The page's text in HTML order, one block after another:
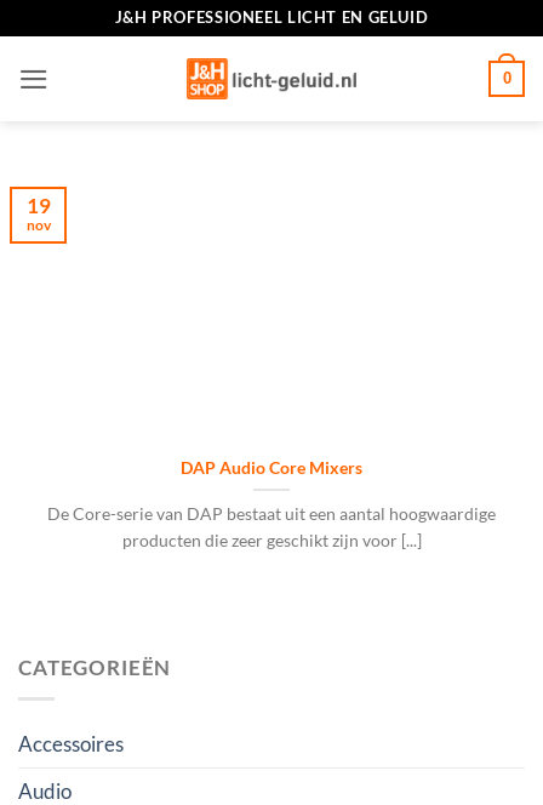
inhoud
J&H PROFESSIONEEL LICHT EN GELUID
0
CATEGORIEËN
Accessoires
Audio
DAP Audio Core Mixers
De Core-serie van DAP bestaat uit een aantal hoogwaardige
producten die zeer geschikt zijn voor [...]
19
nov